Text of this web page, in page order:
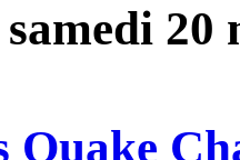
20
Quake